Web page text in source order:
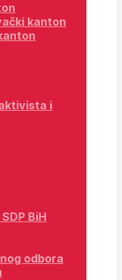
kanton
i
BiH
odbora